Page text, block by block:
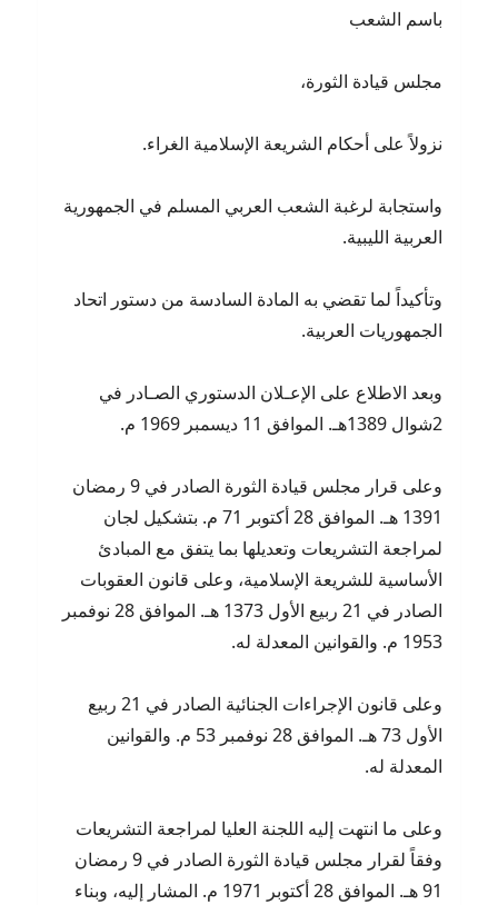
باسم الشعب
مجلس قيادة الثورة،
نزولاً على أحكام الشريعة الإسلامية الغراء.
واستجابة لرغبة الشعب العربي المسلم في الجمهورية
العربية الليبية.
وتأكيداً لما تقضي به المادة السادسة من دستور اتحاد
الجمهوريات العربية.
وبعد الاطلاع على الإعـلان الدستوري الصـادر في
2شوال 1389هـ. الموافق 11 ديسمبر 1969 م.
وعلى قرار مجلس قيادة الثورة الصادر في 9 رمضان
1391 هـ. الموافق 28 أكتوبر 71 م. بتشكيل لجان
لمراجعة التشريعات وتعديلها بما يتفق مع المبادئ
الأساسية للشريعة الإسلامية، وعلى قانون العقوبات
الصادر في 21 ربيع الأول 1373 هـ. الموافق 28 نوفمبر
1953 م. والقوانين المعدلة له.
وعلى قانون الإجراءات الجنائية الصادر في 21 ربيع
الأول 73 هـ. الموافق 28 نوفمبر 53 م. والقوانين
المعدلة له.
وعلى ما انتهت إليه اللجنة العليا لمراجعة التشريعات
وفقاً لقرار مجلس قيادة الثورة الصادر في 9 رمضان
91 هـ. الموافق 28 أكتوبر 1971 م. المشار إليه، وبناء